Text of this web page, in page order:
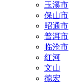
玉溪市
保山市
昭通市
普洱市
临沧市
红河
文山
德宏